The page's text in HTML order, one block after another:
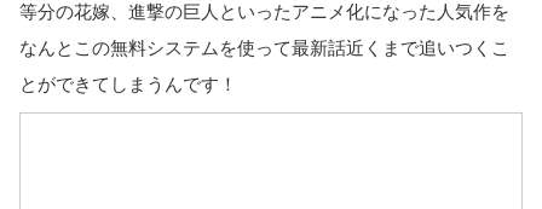
等分の花嫁、進撃の巨人といったアニメ化になった人気作を
なんとこの無料システムを使って最新話近くまで追いつくこ
とができてしまうんです！